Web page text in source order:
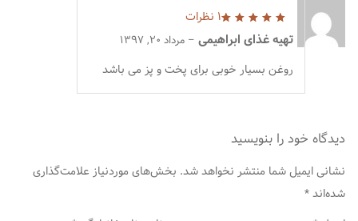
از 5
1 نظرات
تهیه غذای ابراهیمی – مرداد 20, 1397
روغن بسیار خوبی برای پخت و پز می باشد
دیدگاه خود را بنویسید
نشانی ایمیل شما منتشر نخواهد شد. بخش‌های موردنیاز علامت‌گذاری
شده‌اند*